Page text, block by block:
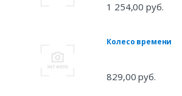
1 254,00 руб.
Колесо времени
829,00 руб.